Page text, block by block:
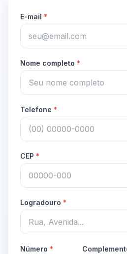
E-mail *
Nome completo *
Telefone *
CEP *
Logradouro *
Número *